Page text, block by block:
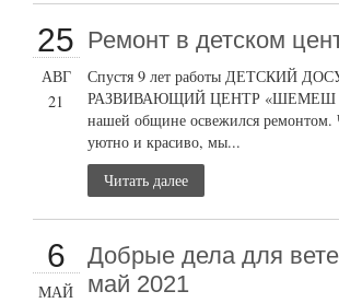
25
АВГ
21
Ремонт в детском
Спустя 9 лет работы ДЕТСКИЙ
РАЗВИВАЮЩИЙ ЦЕНТР «ШЕМЕШ
нашей общине освежился ремонтом.
уютно и красиво, мы...
Читать далее
6
МАЙ
Добрые дела для
май 2021